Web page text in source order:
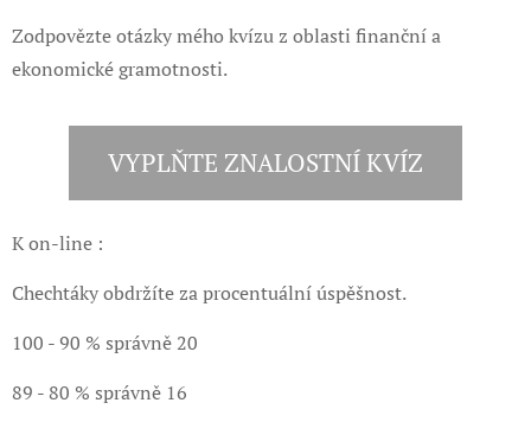
Zodpovězte otázky mého kvízu z oblasti finanční a
ekonomické gramotnosti.
VYPLŇTE ZNALOSTNÍ KVÍZ
K on-line :
Chechtáky obdržíte za procentuální úspěšnost.
100 - 90 % správně 20
89 - 80 % správně 16